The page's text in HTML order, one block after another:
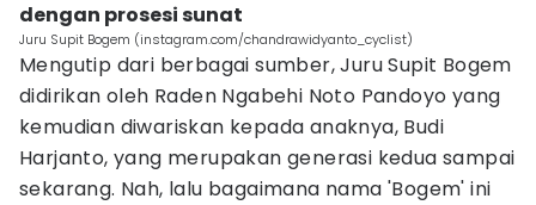
dengan prosesi sunat
Juru Supit Bogem (instagram.com/chandrawidyanto_cyclist)
Mengutip dari berbagai sumber, Juru Supit Bogem
didirikan oleh Raden Ngabehi Noto Pandoyo yang
kemudian diwariskan kepada anaknya, Budi
Harjanto, yang merupakan generasi kedua sampai
sekarang. Nah, lalu bagaimana nama 'Bogem' ini